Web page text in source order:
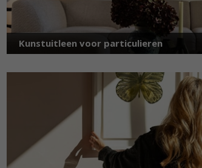
Kunstuitleen voor particulieren